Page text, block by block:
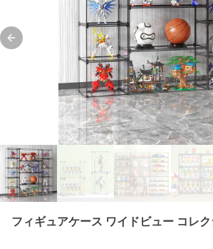
Previous slide
フィギュアケース ワイドビュー コレ